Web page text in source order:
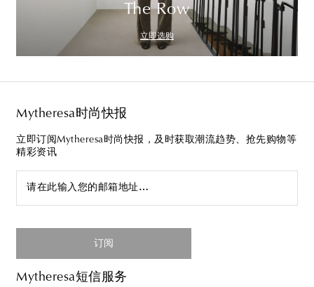
The Row
立即选购
Mytheresa时尚快报
立即订阅Mytheresa时尚快报，及时获取潮流趋势、抢先购物等
精彩资讯
请在此输入您的邮箱地址…
订阅
Mytheresa短信服务